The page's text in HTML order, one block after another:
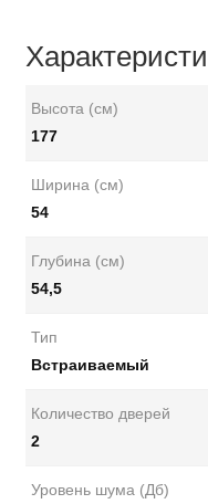
Высота (см)
177
Ширина (см)
54
Глубина (см)
54,5
Тип
Встраиваемый
Количество дверей
2
Уровень шума (Дб)